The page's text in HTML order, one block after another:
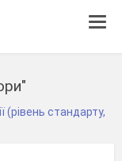
(рівень стандарту,